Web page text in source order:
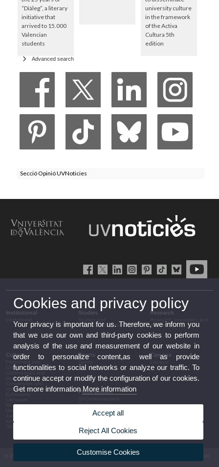
“Diàleg”, a literary
initiative that
arrived to 15.000
Valencian
students
university culture
in the framework
of the Activa
Cultura 5th
edition
Advanced search
Secció Opinió UVNoticies
Institutional Studies
complementary training
Research
transfer
Culture
Cinema
discussion
conferences
Music
announcements
Sports Campus
Press section
Press releases
Government agenda
Governance
Corporative information
© 2026 UV. - Av. Blasco Ibáñez, 13. 46010 València. Espanya. Tel UV: (+34) 963 86 41 00
Cookies and privacy policy
Your privacy is important for us. Therefore, we inform you
that we use our own and third-party cookies to perform
analysis of the use and measurement of our website in
order to personalize content,as well as provide
functionalities to social networks or analyze our traffic. To
continue accept or modify the configuration of our cookies.
Get more informationMore information
Accept all
Reject All Cookies
Customise Cookies